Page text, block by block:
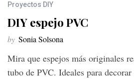
Proyectos DIY
DIY espejo PVC
by Sonia Solsona
Mira que espejos más originales
tubo de PVC. Ideales para